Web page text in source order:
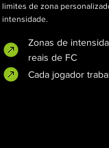
limites de zona
intensidade.
Zonas de
reais de FC
Cada jogador